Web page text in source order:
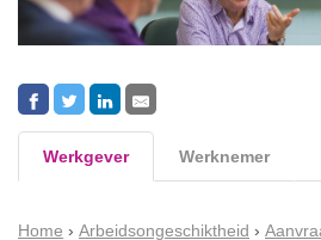
Werkgever Werknemer
Home Arbeidsongeschiktheid